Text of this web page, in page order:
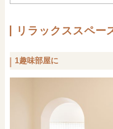
リラックススペー
1趣味部屋に